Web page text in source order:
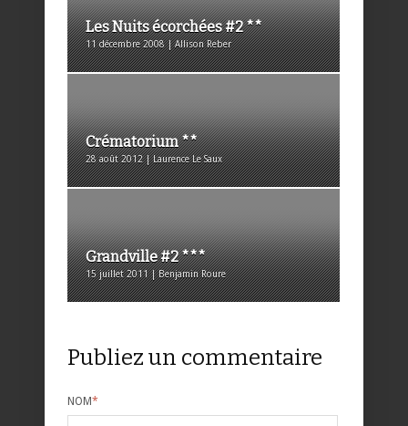
Les Nuits écorchées #2 **
11 décembre 2008 | Allison Reber
Crématorium **
28 août 2012 | Laurence Le Saux
Grandville #2 ***
15 juillet 2011 | Benjamin Roure
Publiez un commentaire
NOM*